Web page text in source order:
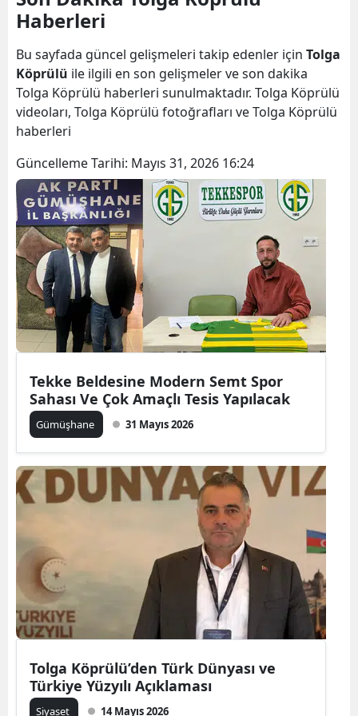
Bingöl
Bitlis
Bolu
Bursa
Çanakkale
Denizli
Diyarbakır
Edirne
Erzurum
Eskişehir
Gaziantep
Giresun
Gümüşhane
Hakkari
Hatay
Haberleri
Bu sayfada güncel gelişmeleri takip edenler için Tolga
Köprülü ile ilgili en son gelişmeler ve son dakika
Tolga Köprülü haberleri sunulmaktadır. Tolga Köprülü
videoları, Tolga Köprülü fotoğrafları ve Tolga Köprülü
haberleri
Güncelleme Tarihi: Mayıs 31, 2026 16:24
Tekke Beldesine Modern Semt Spor
Sahası Ve Çok Amaçlı Tesis Yapılacak
Gümüşhane 31 Mayıs 2026
Tolga Köprülü’den Türk Dünyası ve
Türkiye Yüzyılı Açıklaması
Siyaset 14 Mayıs 2026